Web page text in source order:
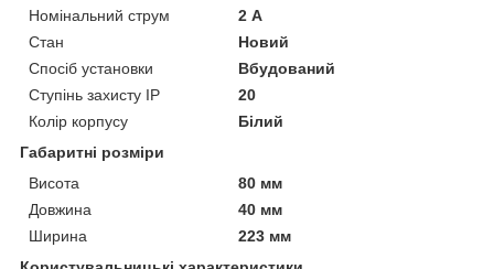
Номінальний струм
2 А
Стан
Новий
Спосіб установки
Вбудований
Ступінь захисту IP
20
Колір корпусу
Білий
Габаритні розміри
Висота
80 мм
Довжина
40 мм
Ширина
223 мм